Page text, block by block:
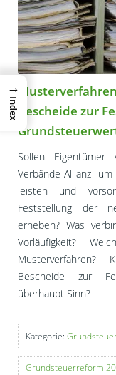
Bescheide zur
Sollen
Verbände-Allianz
leisten und
Feststellung der
erheben? Was
Vorläufigkeit?
Musterverfahren?
Bescheide zur
überhaupt Sinn?
Kategorie:
Grundsteuerreform
→
Index